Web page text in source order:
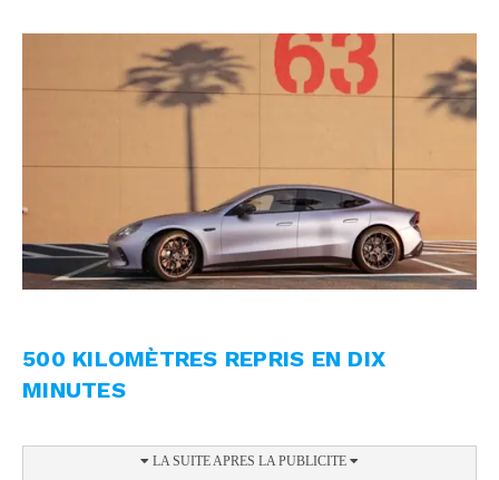
500 KILOMÈTRES REPRIS EN DIX
MINUTES